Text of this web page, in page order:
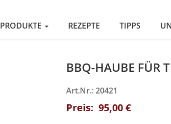
PRODUKTE REZEPTE TIPPS
BBQ-HAUBE FÜR
Art.Nr.: 20421
Preis: 95,00 €